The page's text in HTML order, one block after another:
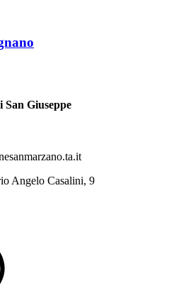
Giuseppe
Angelo Casalini, 9